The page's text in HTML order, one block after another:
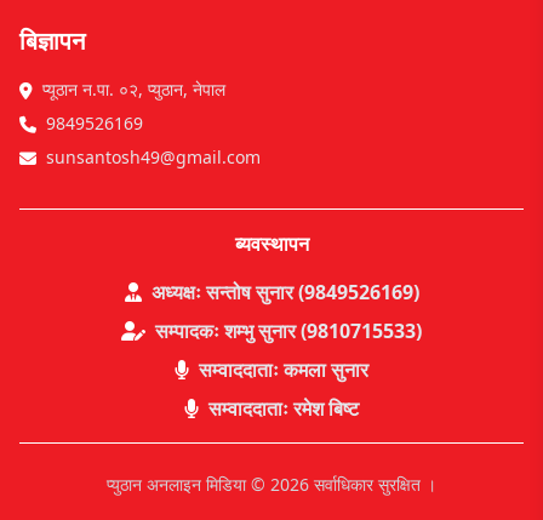
बिज्ञापन
प्यूठान न.पा. ०२, प्युठान, नेपाल
9849526169
sunsantosh49@gmail.com
ब्यवस्थापन
अध्यक्षः सन्तोष सुनार (9849526169)
सम्पादकः शम्भु सुनार (9810715533)
सम्वाददाताः कमला सुनार
सम्वाददाताः रमेश बिष्ट
प्युठान अनलाइन मिडिया © 2026 सर्वाधिकार सुरक्षित ।